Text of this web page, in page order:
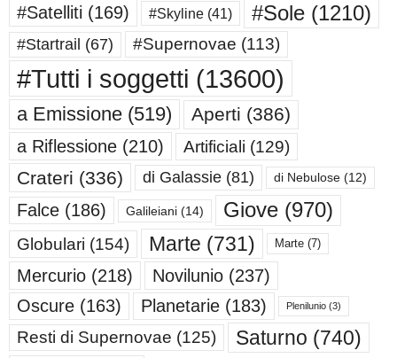
#Satelliti (169) #Skyline (41) #Sole (1210)
#Startrail (67) #Supernovae (113)
#Tutti i soggetti (13600)
a Emissione (519) Aperti (386)
a Riflessione (210) Artificiali (129)
Crateri (336) di Galassie (81) di Nebulose (12)
Falce (186) Galileiani (14) Giove (970)
Globulari (154) Marte (731) Marte (7)
Mercurio (218) Novilunio (237)
Oscure (163) Planetarie (183) Plenilunio (3)
Resti di Supernovae (125) Saturno (740)